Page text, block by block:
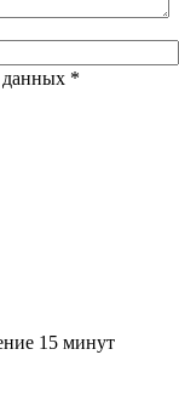
данных *
15 минут